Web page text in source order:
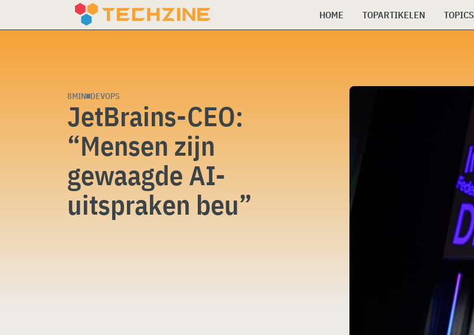
HOME TOPARTIKELEN TOPICS
8MIN DEVOPS
JetBrains-CEO:
“Mensen zijn
gewaagde AI-
uitspraken beu”